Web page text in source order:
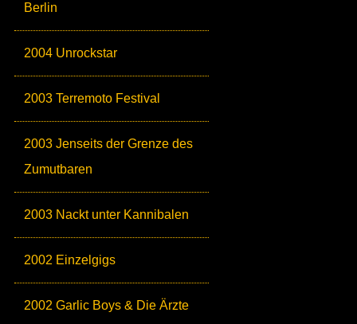
Berlin
2004 Unrockstar
2003 Terremoto Festival
2003 Jenseits der Grenze des
Zumutbaren
2003 Nackt unter Kannibalen
2002 Einzelgigs
2002 Garlic Boys & Die Ärzte